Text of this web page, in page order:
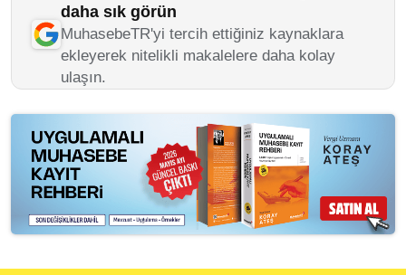
daha sık görün
MuhasebeTR'yi tercih ettiğiniz kaynaklara
ekleyerek nitelikli makalelere daha kolay
ulaşın.